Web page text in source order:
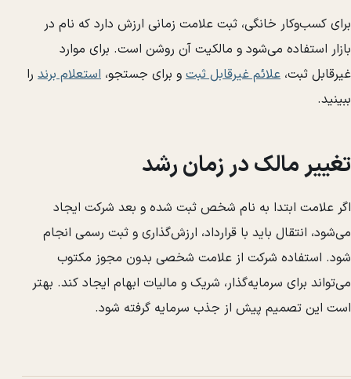
برای کسب‌وکار خانگی، ثبت علامت زمانی ارزش دارد که نام در
بازار استفاده می‌شود و مالکیت آن روشن است. برای موارد
غیرقابل ثبت، علائم غیرقابل ثبت و برای جستجو، استعلام برند را
ببینید.
تغییر مالک در زمان رشد
اگر علامت ابتدا به نام شخص ثبت شده و بعد شرکت ایجاد
می‌شود، انتقال باید با قرارداد، ارزش‌گذاری و ثبت رسمی انجام
شود. استفاده شرکت از علامت شخصی بدون مجوز مکتوب
می‌تواند برای سرمایه‌گذار، شریک و مالیات ابهام ایجاد کند. بهتر
است این تصمیم پیش از جذب سرمایه گرفته شود.